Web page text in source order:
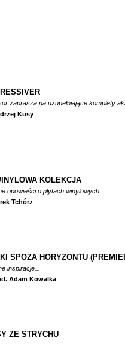
zaprasza na uzupełniające komplety
Kusy
KOLEKCJA
opowieści o płytach winylowych
Tchórz
SPOZA HORYZONTU
inspiracje...
Adam Kowalka
ZE STRYCHU